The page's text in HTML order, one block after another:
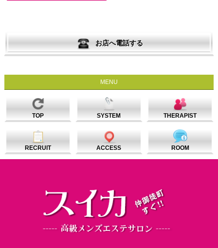
お店へ電話する
MENU
TOP SYSTEM THERAPIST
RECRUIT ACCESS ROOM